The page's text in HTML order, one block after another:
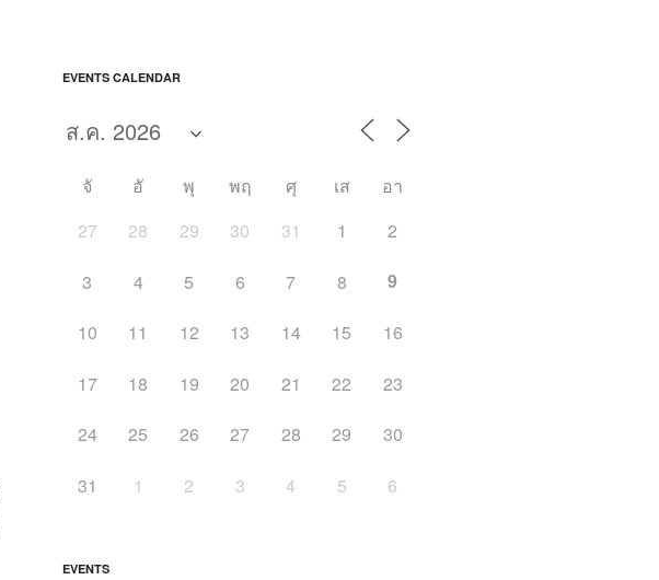
EVENTS CALENDAR
จั อั พุ พฤ ศุ เส
อา
27
28 29 30 31 1 2
3 4 5 6 7 8 9
10 11 12 13 14 15 16
17 18 19 20 21 22 23
24 25 26 27 28 29 30
31 1 2 3 4 5 6
EVENTS